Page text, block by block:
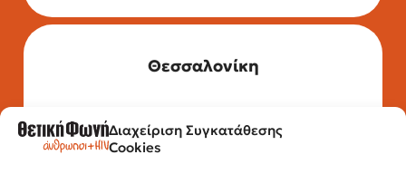
Διαχείριση Συγκατάθεσης
Cookies
Θεσσαλονίκη
Τηλέφωνο: 2315 525 020
Fax: 210 32 15 644